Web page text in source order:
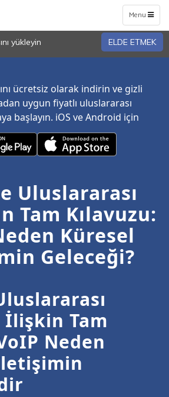
Toggle
navigation
Menu
yükleyin ELDE ETMEK
ücretsiz olarak indirin ve gizli
uygun fiyatlı uluslararası
başlayın. iOS ve Android için
Uluslararası
Tam Kılavuzu:
Küresel
Geleceği?
İlişkin Tam
Neden